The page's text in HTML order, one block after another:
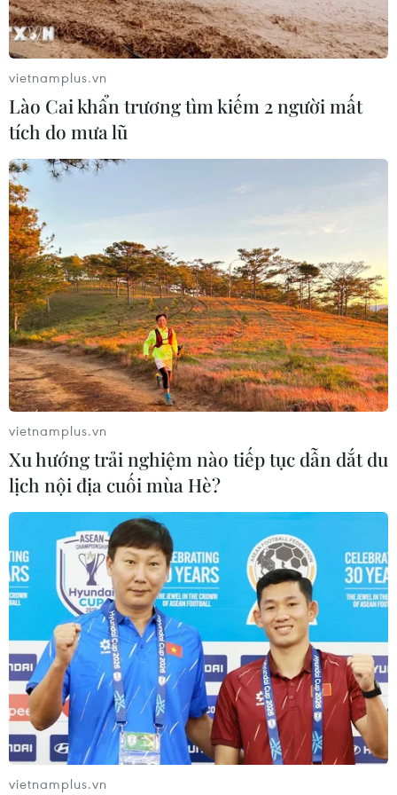
Bộ Y tế: Đề xuất quỹ Bảo hiểm y tế
thanh toán chi phí khám chữa bệnh y
học gia đình
03/08/2026 07:04
Siết giám định, kiểm soát chặt chi
phí khám chữa bệnh bảo hiểm y tế
02/08/2026 10:10
Điều trị hiệu quả ca ung thư phổi
mang đồng thời hai đột biến gen
hiếm gặp
02/08/2026 05:58
Giao chỉ tiêu bao phủ bảo hiểm y tế
toàn quốc đạt 100% vào năm 2030
Tạo đột phá từ y tế cơ sở đến phát
triển nguồn nhân lực
02/08/2026 03:25
Báo động cận thị học đường khi
nhiều trẻ giảm thị lực từ rất sớm
01/08/2026 09:31
vietnamplus.vn
Lào Cai khẩn trương tìm kiếm 2 người mất
tích do mưa lũ
vietnamplus.vn
Xu hướng trải nghiệm nào tiếp tục dẫn dắt du
lịch nội địa cuối mùa Hè?
vietnamplus.vn